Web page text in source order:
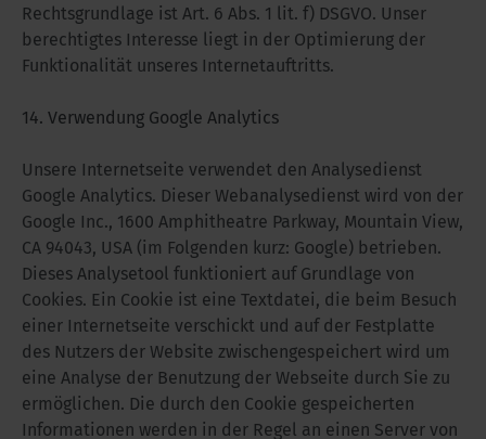
Rechtsgrundlage ist Art. 6 Abs. 1 lit. f) DSGVO. Unser
berechtigtes Interesse liegt in der Optimierung der
Funktionalität unseres Internetauftritts.
14. Verwendung Google Analytics
Unsere Internetseite verwendet den Analysedienst
Google Analytics. Dieser Webanalysedienst wird von der
Google Inc., 1600 Amphitheatre Parkway, Mountain View,
CA 94043, USA (im Folgenden kurz: Google) betrieben.
Dieses Analysetool funktioniert auf Grundlage von
Cookies. Ein Cookie ist eine Textdatei, die beim Besuch
einer Internetseite verschickt und auf der Festplatte
des Nutzers der Website zwischengespeichert wird um
eine Analyse der Benutzung der Webseite durch Sie zu
ermöglichen. Die durch den Cookie gespeicherten
Informationen werden in der Regel an einen Server von